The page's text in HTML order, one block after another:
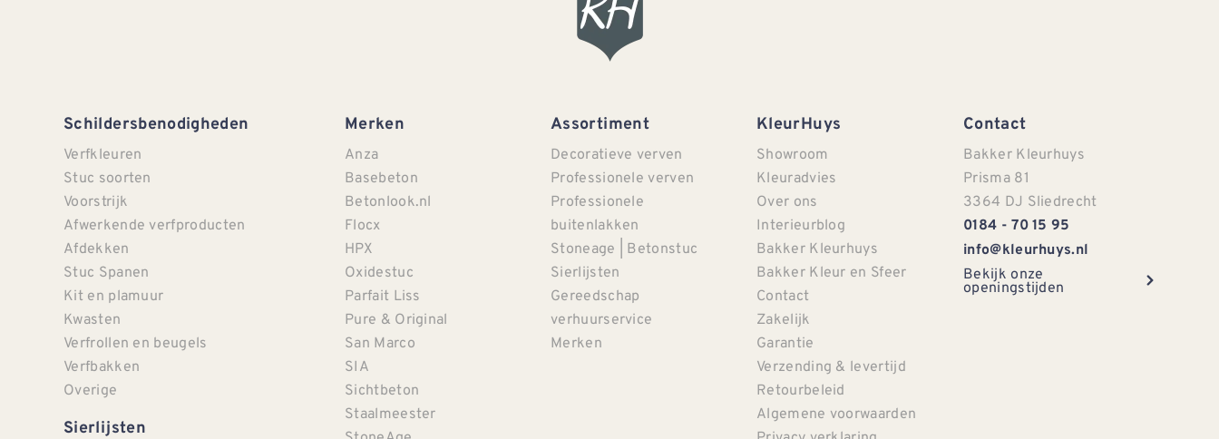
Schildersbenodigheden
Verfkleuren
Stuc soorten
Voorstrijk
Afwerkende verfproducten
Afdekken
Stuc Spanen
Kit en plamuur
Kwasten
Verfrollen en beugels
Verfbakken
Overige
Sierlijsten
Merken
Anza
Basebeton
Betonlook.nl
Flocx
HPX
Oxidestuc
Parfait Liss
Pure & Original
San Marco
SIA
Sichtbeton
Staalmeester
Assortiment
Decoratieve verven
Professionele verven
Professionele
buitenlakken
Stoneage | Betonstuc
Sierlijsten
Gereedschap
verhuurservice
Merken
KleurHuys
Showroom
Kleuradvies
Over ons
Interieurblog
Bakker Kleurhuys
Bakker Kleur en Sfeer
Contact
Zakelijk
Garantie
Verzending & levertijd
Retourbeleid
Algemene voorwaarden
Contact
Bakker Kleurhuys
Prisma 81
3364 DJ Sliedrecht
0184 - 70 15 95
info@kleurhuys.nl
Bekijk onze
openingstijden